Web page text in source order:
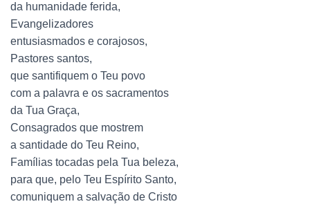
da humanidade ferida,
Evangelizadores
entusiasmados e corajosos,
Pastores santos,
que santifiquem o Teu povo
com a palavra e os sacramentos
da Tua Graça,
Consagrados que mostrem
a santidade do Teu Reino,
Famílias tocadas pela Tua beleza,
para que, pelo Teu Espírito Santo,
comuniquem a salvação de Cristo